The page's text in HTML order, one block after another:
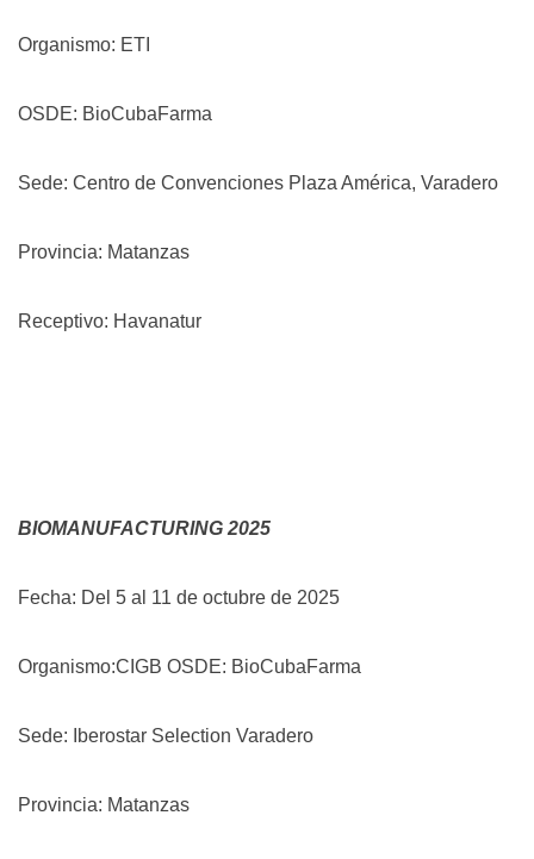
Organismo: ETI
OSDE: BioCubaFarma
Sede: Centro de Convenciones Plaza América, Varadero
Provincia: Matanzas
Receptivo: Havanatur
BIOMANUFACTURING 2025
Fecha: Del 5 al 11 de octubre de 2025
Organismo:CIGB OSDE: BioCubaFarma
Sede: Iberostar Selection Varadero
Provincia: Matanzas